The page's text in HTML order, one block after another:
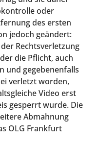
oder
des ersten
jedoch geändert:
Rechtsverletzung
die Pflicht, auch
und gegebenenfalls
verletzt worden,
Video erst
gesperrt wurde. Die
Abmahnung
OLG Frankfurt